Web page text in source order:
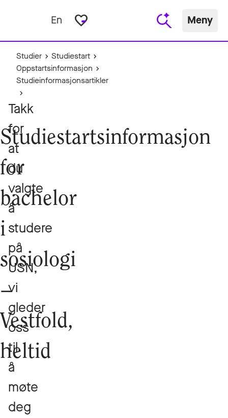
En favorite_border Meny
Studier
Studiestart
Oppstartsinformasjon
Studieinformasjonsartikler
Studiestartsinformasjon
for
bachelor
i
sosiologi
–
Vestfold,
heltid
Takk
for
at
du
valgte
å
studere
på
USN,
vi
gleder
oss
til
å
møte
deg